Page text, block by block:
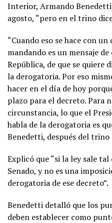
Interior, Armando
agosto, “pero en el trino
“Cuando eso se hace con
mandando es un mensaje
República, de que se quiere
la derogatoria. Por eso
hacer en el día de hoy
plazo para el decreto. Para
circunstancia, lo que el
habla de la derogatoria es
Benedetti, después del trino
Explicó que “si la ley sale
Senado, y no es una
derogatoria de ese decreto”.
Benedetti detalló que los
deben establecer como